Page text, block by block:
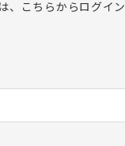
、こちらからログイン